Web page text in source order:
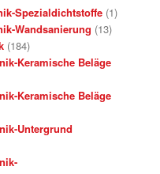
Spezialdichtstoffe (1)
Wandsanierung (13)
(184)
Keramische Beläge
Keramische Beläge
Untergrund